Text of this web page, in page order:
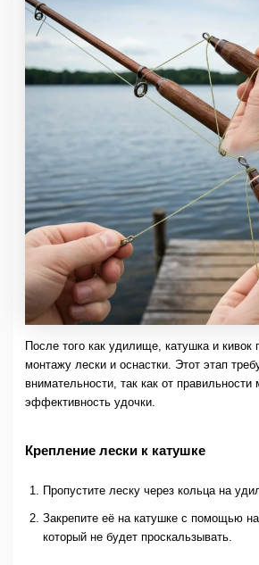
После того как удилище, катушка и кивок
монтажу лески и оснастки. Этот этап
внимательности, так как от правильности
эффективность удочки.
Крепление лески к катушке
Пропустите леску через кольца на
Закрепите её на катушке с помощью
который не будет проскальзывать.